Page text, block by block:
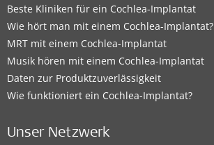
Beste Kliniken für ein Cochlea-Implantat
Wie hört man mit einem Cochlea-Implantat?
MRT mit einem Cochlea-Implantat
Musik hören mit einem Cochlea-Implantat
Daten zur Produktzuverlässigkeit
Wie funktioniert ein Cochlea-Implantat?
Unser Netzwerk